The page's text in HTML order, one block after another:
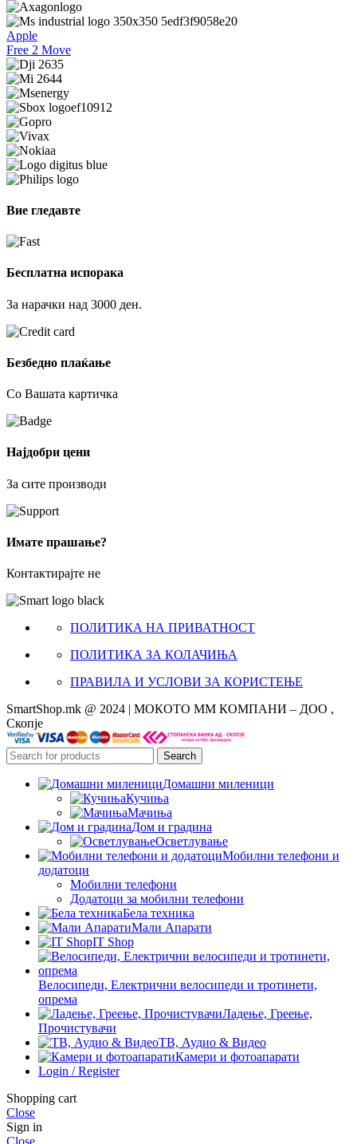
Apple
Free 2 Move
Вие гледавте
Бесплатна испорака
За нарачки над 3000 ден.
Безбедно плаќање
Со Вашата картичка
Најдобри цени
За сите производи
Имате прашање?
Контактирајте не
ПОЛИТИКА НА ПРИВАТНОСТ
ПОЛИТИКА ЗА КОЛАЧИЊА
ПРАВИЛА И УСЛОВИ ЗА КОРИСТЕЊЕ
SmartShop.mk @ 2024 | МОКОТО ММ КОМПАНИ – ДОО ,
Скопје
Search
Домашни миленици
Кучиња
Мачиња
Дом и градина
Осветлување
Мобилни телефони и
додатоци
Мобилни телефони
Додатоци за мобилни телефони
Бела техника
Мали Апарати
IT Shop
Велосипеди, Електрични велосипеди и тротинети,
опрема
Ладење, Греење,
Прочистувачи
ТВ, Аудио & Видео
Камери и фотоапарати
Login / Register
Shopping cart
Close
Sign in